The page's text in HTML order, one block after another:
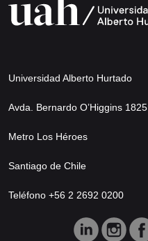
Universidad Alberto Hurtado
Avda. Bernardo O’Higgins 1825
Metro Los Héroes
Santiago de Chile
Teléfono +56 2 2692 0200